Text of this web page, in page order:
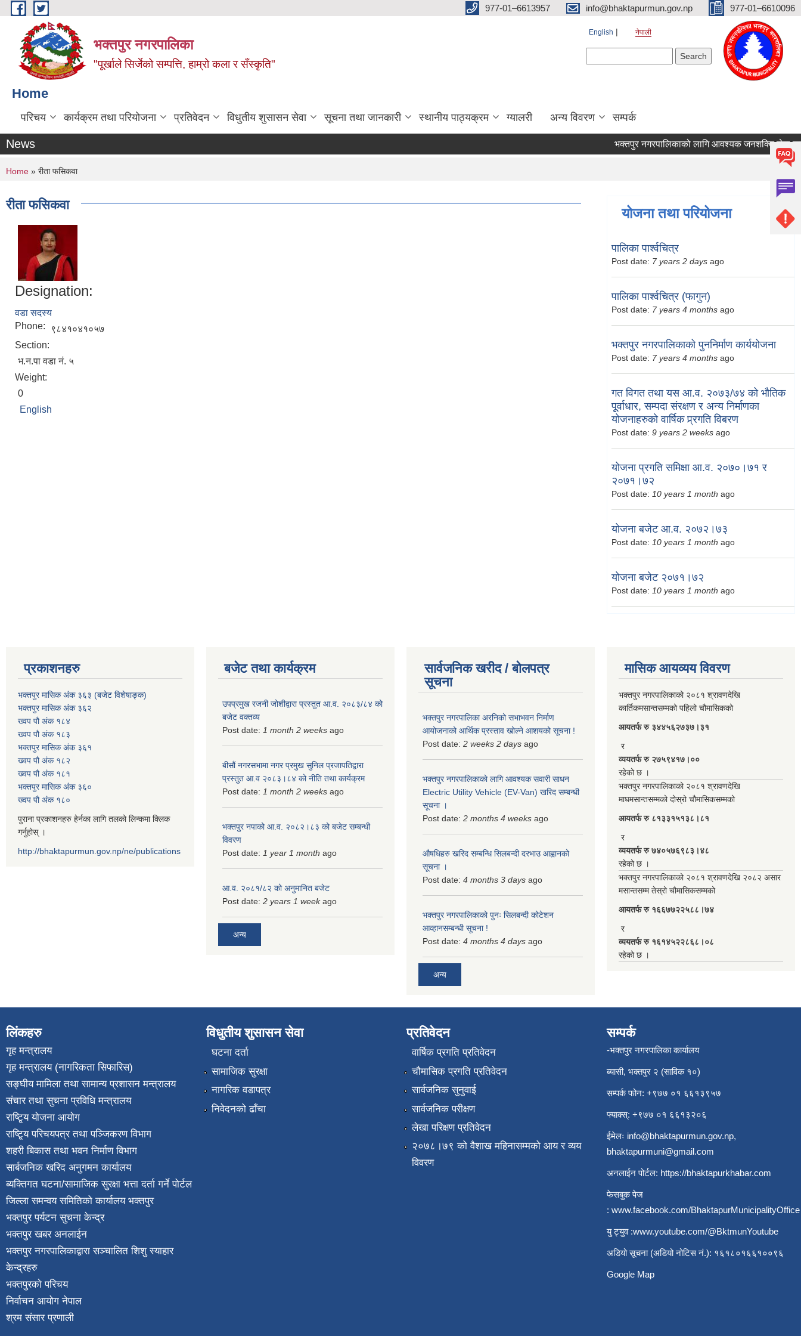
Skip to main content 977-01–6613957 info@bhaktapurmun.gov.np 977-01–6610096
भक्तपुर नगरपालिका
"पूर्खाले सिर्जेको सम्पत्ति, हाम्रो कला र सँस्कृति"
English नेपाली
Home
परिचय कार्यक्रम तथा परियोजना प्रतिवेदन विधुतीय शुसासन सेवा सूचना तथा जानकारी स्थानीय पाठ्यक्रम ग्यालरी अन्य विवरण सम्पर्क
News भक्तपुर नगरपालिकाको लागि आवश्यक जनशक्ति सेवा
You are here
Home » रीता फसिकवा
रीता फसिकवा
Designation:
वडा सदस्य
Phone:
९८४१०४१०५७
Section:
भ.न.पा वडा नं. ५
Weight:
0
English
योजना तथा परियोजना
पालिका पार्श्वचित्र
Post date: 7 years 2 days ago
पालिका पार्श्वचित्र (फागुन)
Post date: 7 years 4 months ago
भक्तपुर नगरपालिकाको पुननिर्माण कार्ययोजना
Post date: 7 years 4 months ago
गत विगत तथा यस आ.व. २०७३/७४ को भौतिक
पूूर्वाधार, सम्पदा संरक्षण र अन्य निर्माणका
योजनाहरुको वार्षिक प्र्रगति विबरण
Post date: 9 years 2 weeks ago
योजना प्रगति समिक्षा आ.व. २०७०।७१ र
२०७१।७२
Post date: 10 years 1 month ago
योजना बजेट आ.व. २०७२।७३
Post date: 10 years 1 month ago
योजना बजेट २०७१।७२
Post date: 10 years 1 month ago
प्रकाशनहरु
भक्तपुर मासिक अंक ३६३ (बजेट विशेषाङ्क)
भक्तपुर मासिक अंक ३६२
ख्वप पौ अंक १८४
ख्वप पौ अंक १८३
भक्तपुर मासिक अंक ३६१
ख्वप पौ अंक १८२
ख्वप पौ अंक १८१
भक्तपुर मासिक अंक ३६०
ख्वप पौ अंक १८०
पुराना प्रकाशनहरु हेर्नका लागि तलको लिन्कमा क्लिक
गर्नुहोस् ।
http://bhaktapurmun.gov.np/ne/publications
बजेट तथा कार्यक्रम
उपप्रमुख रजनी जोशीद्वारा प्रस्तुत आ.व. २०८३/८४ को
बजेट वक्तव्य
Post date: 1 month 2 weeks ago
बीसौं नगरसभामा नगर प्रमुख सुनिल प्रजापतिद्वारा
प्रस्तुत आ.व‍ २०८३।८४ को नीति तथा कार्यक्रम
Post date: 1 month 2 weeks ago
भक्तपुर नपाको आ.व. २०८२।८३ को बजेट सम्बन्धी
विवरण
Post date: 1 year 1 month ago
आ.व. २०८१/८२ को अनुमानित बजेट
Post date: 2 years 1 weekago
अन्य
सार्वजनिक खरीद / बोलपत्र
सूचना
भक्तपुर नगरपालिका अरनिको सभाभवन निर्माण
आयोजनाको आर्थिक प्रस्ताव खोल्ने आशयको सूचना !
Post date: 2 weeks 2 days ago
भक्तपुर नगरपालिकाकाे लागि आवश्यक सवारी साधन
Electric Utility Vehicle (EV-Van) खरिद सम्बन्धी
सूचना ।
Post date: 2 months 4 weeks ago
औषधिहरु खरिद सम्बन्धि सिलबन्दी दरभाउ आह्वानको
सूचना ।
Post date: 4 months 3 days ago
भक्तपुर नगरपालिकाको पुनः सिलबन्दी कोटेशन
आव्हानसम्बन्धी सूचना !
Post date: 4 months 4 days ago
अन्य
मासिक आयव्यय विवरण
भक्तपुर नगरपालिकाको २०८१ श्रावणदेखि
कार्तिकमसान्तसम्मको पहिलो चौमासिकको
आयतर्फ रु‌ ३४४५६२७३७।३१
र
व्ययतर्फ रु २७५९४१७।००
रहेको छ ।
भक्तपुर नगरपालिकाको २०८१ श्रावणदेखि
माघमसान्तसम्मको दोस्रो चौमासिकसम्मको
आयतर्फ रु‌ ८१३३१५१३८।८१
र
व्ययतर्फ रु ७४०५७६९८३।४८
रहेको छ ।
भक्तपुर नगरपालिकाको २०८१ श्रावणदेखि २०८२ असार
मसान्तसम्म तेस्रो चौमासिकसम्मको
आयतर्फ रु‌ १६६७७२२५८८।७४
र
व्ययतर्फ रु १६१४५२२८६८।०८
रहेको छ ।
लिंकहरु
गृह मन्त्रालय
गृह मन्त्रालय (नागरिकता सिफारिस)
सङ्घीय मामिला तथा सामान्य प्रशासन मन्त्रालय
संचार तथा सुचना प्रविधि मन्त्रालय
राष्टि्ृय योजना आयोग
राष्टि्ृय परिचयपत्र तथा पञ्जिकरण विभाग
शहरी बिकास तथा भवन निर्माण विभाग
सार्बजनिक खरिद अनुगमन कार्यालय
ब्यक्तिगत घटना/सामाजिक सुरक्षा भत्ता दर्ता गर्ने पोर्टल
जिल्ला समन्वय समितिको कार्यालय भक्तपुर
भक्तपुर पर्यटन सुचना केन्द्र
भक्तपुर खबर अनलाईन
भक्तपुर नगरपालिकाद्वारा सञ्चालित शिशु स्याहार
केन्द्रहरु
भक्तपुरकाे परिचय
निर्वाचन आयोग नेपाल
श्रम संसार प्रणाली
विधुतीय शुसासन सेवा
घटना दर्ता
सामाजिक सुरक्षा
नागरिक वडापत्र
निवेदनको ढाँचा
प्रतिवेदन
वार्षिक प्रगति प्रतिवेदन
चौमासिक प्रगति प्रतिवेदन
सार्वजनिक सुनुवाई
सार्वजनिक परीक्षण
लेखा परिक्षण प्रतिवेदन
२०७८।७९ को वैशाख महिनासम्मको आय र व्यय
विवरण
सम्पर्क
-भक्तपुर नगरपालिका कार्यालय
ब्यासी, भक्तपुर २ (साविक १०)
सम्पर्क फोन: +९७७ ०१ ६६१३९५७
फ्याक्स्: +९७७ ०१ ६६१३२०६
ईमेलः info@bhaktapurmun.gov.np,
bhaktapurmuni@gmail.com
अनलाईन पोर्टल: https://bhaktapurkhabar.com
फेसबुक पेज
: www.facebook.com/BhaktapurMunicipalityOffice
यु ट्युव :www.youtube.com/@BktmunYoutube
अडियो सूचना (अडियो नोटिस नं.): १६१८०१६६१००९६
Google Map